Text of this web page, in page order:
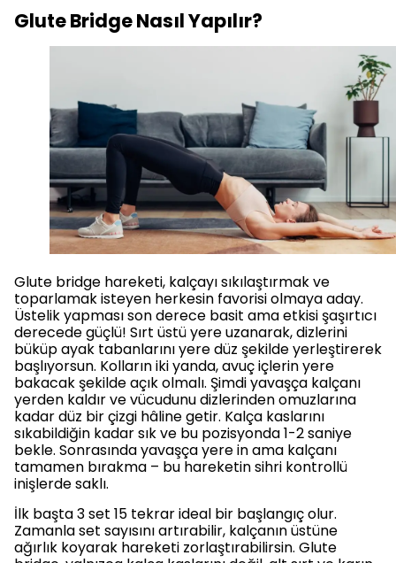
Glute Bridge Nasıl Yapılır?
Glute bridge hareketi, kalçayı sıkılaştırmak ve
toparlamak isteyen herkesin favorisi olmaya aday.
Üstelik yapması son derece basit ama etkisi şaşırtıcı
derecede güçlü! Sırt üstü yere uzanarak, dizlerini
büküp ayak tabanlarını yere düz şekilde yerleştirerek
başlıyorsun. Kolların iki yanda, avuç içlerin yere
bakacak şekilde açık olmalı. Şimdi yavaşça kalçanı
yerden kaldır ve vücudunu dizlerinden omuzlarına
kadar düz bir çizgi hâline getir. Kalça kaslarını
sıkabildiğin kadar sık ve bu pozisyonda 1-2 saniye
bekle. Sonrasında yavaşça yere in ama kalçanı
tamamen bırakma – bu hareketin sihri kontrollü
inişlerde saklı.
İlk başta 3 set 15 tekrar ideal bir başlangıç olur.
Zamanla set sayısını artırabilir, kalçanın üstüne
ağırlık koyarak hareketi zorlaştırabilirsin. Glute